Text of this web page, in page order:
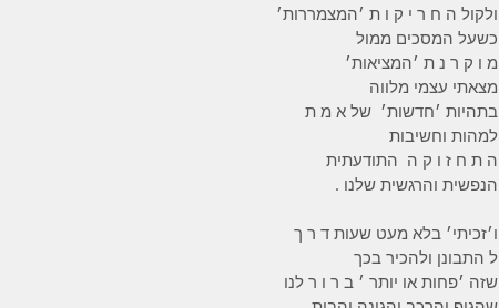
ולקול ה ח ר י ק ו ת ׳המצמררות׳
כשעל המסכים ממול
מ ו ק ר נ ת ׳המציאות׳
מצאתי עצמי מלווה
בתהיות ׳חדשות׳  של א מ ת
למהות וחשיבות
ה ת ח ז ו ק ה  התודעתית
הנפשית והרגשית שלנו .
ו׳זכיתי׳ בלא מעט שעות ד ר ך
ל התבונן ולהכיר בכך
שזה ׳פחות או יותר ׳ ב ר ו ר לנו